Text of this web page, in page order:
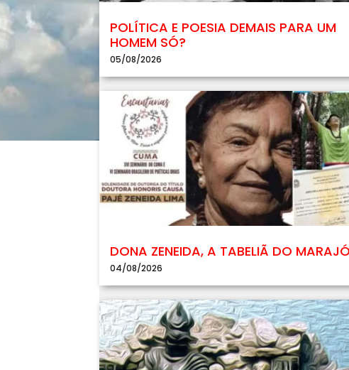
POLÍTICA E POESIA DEMAIS PARA UM
HOMEM SÓ?
05/08/2026
DONA ZENEIDA, A TABELIÃ DO
04/08/2026